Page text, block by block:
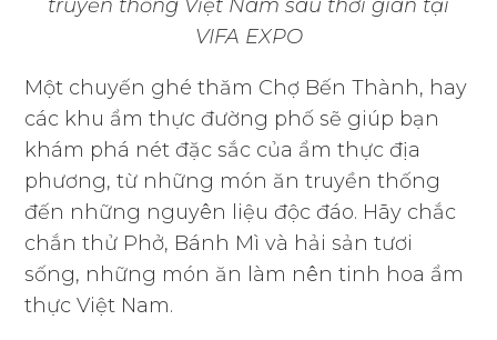
truyền thống Việt Nam sau thời gian tại
VIFA EXPO
Một chuyến ghé thăm Chợ Bến Thành, hay
các khu ẩm thực đường phố sẽ giúp bạn
khám phá nét đặc sắc của ẩm thực địa
phương, từ những món ăn truyền thống
đến những nguyên liệu độc đáo. Hãy chắc
chắn thử Phở, Bánh Mì và hải sản tươi
sống, những món ăn làm nên tinh hoa ẩm
thực Việt Nam.